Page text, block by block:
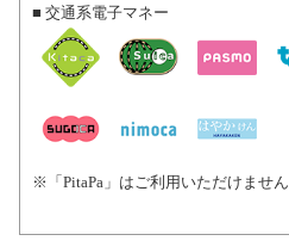
■ 交通系電子マネー
※「PitaPa」はご利用いただけません